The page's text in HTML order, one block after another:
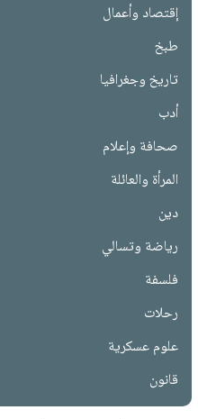
إقتصاد وأعمال
طبخ
تاريخ وجغرافيا
أدب
صحافة وإعلام
المرأة والعائلة
دين
رياضة وتسالي
فلسفة
رحلات
علوم عسكرية
قانون